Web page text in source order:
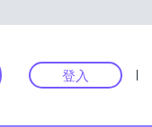
登入